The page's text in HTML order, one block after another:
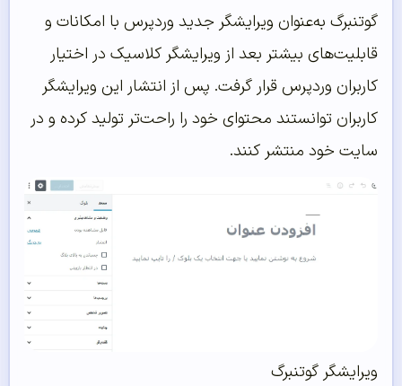
گوتنبرگ به‌عنوان ویرایشگر جدید وردپرس با امکانات و
قابلیت‌های بیشتر بعد از ویرایشگر کلاسیک در اختیار
کاربران وردپرس قرار گرفت. پس از انتشار این ویرایشگر
کاربران توانستند محتوای خود را راحت‌تر تولید کرده و در
سایت خود منتشر کنند.
ویرایشگر گوتنبرگ